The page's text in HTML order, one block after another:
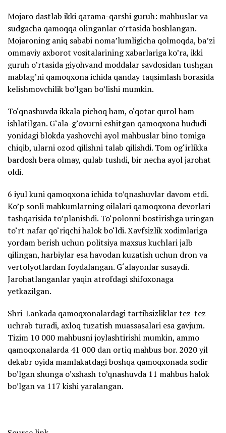
Mojaro dastlab ikki qarama-qarshi guruh: mahbuslar va
sudgacha qamoqqa olinganlar o’rtasida boshlangan.
Mojaroning aniq sababi noma’lumligicha qolmoqda, ba’zi
ommaviy axborot vositalarining xabarlariga ko’ra, ikki
guruh o’rtasida giyohvand moddalar savdosidan tushgan
mablag’ni qamoqxona ichida qanday taqsimlash borasida
kelishmovchilik bo’lgan bo’lishi mumkin.
To‘qnashuvda ikkala pichoq ham, o‘qotar qurol ham
ishlatilgan. G‘ala-g‘ovurni eshitgan qamoqxona hududi
yonidagi blokda yashovchi ayol mahbuslar bino tomiga
chiqib, ularni ozod qilishni talab qilishdi. Tom og‘irlikka
bardosh bera olmay, qulab tushdi, bir necha ayol jarohat
oldi.
6 iyul kuni qamoqxona ichida to’qnashuvlar davom etdi.
Ko’p sonli mahkumlarning oilalari qamoqxona devorlari
tashqarisida to’planishdi. To‘polonni bostirishga uringan
to‘rt nafar qo‘riqchi halok bo‘ldi. Xavfsizlik xodimlariga
yordam berish uchun politsiya maxsus kuchlari jalb
qilingan, harbiylar esa havodan kuzatish uchun dron va
vertolyotlardan foydalangan. G‘alayonlar susaydi.
Jarohatlanganlar yaqin atrofdagi shifoxonaga
yetkazilgan.
Shri-Lankada qamoqxonalardagi tartibsizliklar tez-tez
uchrab turadi, axloq tuzatish muassasalari esa gavjum.
Tizim 10 000 mahbusni joylashtirishi mumkin, ammo
qamoqxonalarda 41 000 dan ortiq mahbus bor. 2020 yil
dekabr oyida mamlakatdagi boshqa qamoqxonada sodir
bo’lgan shunga o’xshash to’qnashuvda 11 mahbus halok
bo’lgan va 117 kishi yaralangan.